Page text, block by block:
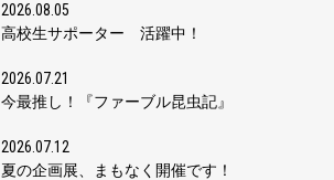
2026.08.05
高校生サポーター 活躍中！
2026.07.21
今最推し！『ファーブル昆虫記』
2026.07.12
夏の企画展、まもなく開催です！